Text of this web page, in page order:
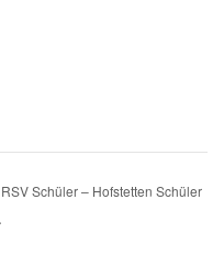
RSV Schüler – Hofstetten Schüler